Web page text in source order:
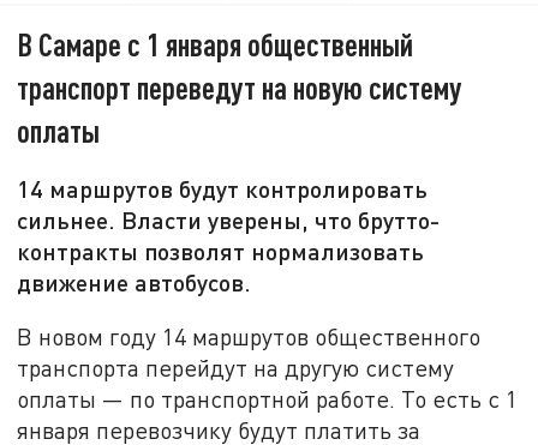
В Самаре с 1 января общественный
транспорт переведут на новую систему
оплаты
14 маршрутов будут контролировать
сильнее. Власти уверены, что брутто-
контракты позволят нормализовать
движение автобусов.
В новом году 14 маршрутов общественного
транспорта перейдут на другую систему
оплаты — по транспортной работе. То есть с 1
января перевозчику будут платить за